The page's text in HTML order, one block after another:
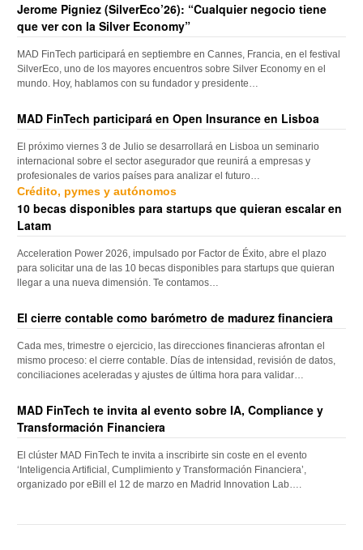
Jerome Pigniez (SilverEco’26): “Cualquier negocio tiene
que ver con la Silver Economy”
MAD FinTech participará en septiembre en Cannes, Francia, en el festival
SilverEco, uno de los mayores encuentros sobre Silver Economy en el
mundo. Hoy, hablamos con su fundador y presidente…
MAD FinTech participará en Open Insurance en Lisboa
El próximo viernes 3 de Julio se desarrollará en Lisboa un seminario
internacional sobre el sector asegurador que reunirá a empresas y
profesionales de varios países para analizar el futuro…
Crédito, pymes y autónomos
10 becas disponibles para startups que quieran escalar en
Latam
Acceleration Power 2026, impulsado por Factor de Éxito, abre el plazo
para solicitar una de las 10 becas disponibles para startups que quieran
llegar a una nueva dimensión. Te contamos…
El cierre contable como barómetro de madurez financiera
Cada mes, trimestre o ejercicio, las direcciones financieras afrontan el
mismo proceso: el cierre contable. Días de intensidad, revisión de datos,
conciliaciones aceleradas y ajustes de última hora para validar…
MAD FinTech te invita al evento sobre IA, Compliance y
Transformación Financiera
El clúster MAD FinTech te invita a inscribirte sin coste en el evento
‘Inteligencia Artificial, Cumplimiento y Transformación Financiera’,
organizado por eBill el 12 de marzo en Madrid Innovation Lab….